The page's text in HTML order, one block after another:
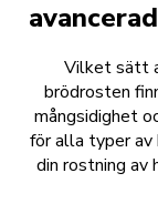
Vilket sätt
brödrosten
mångsidighet
för alla typer av
din rostning av